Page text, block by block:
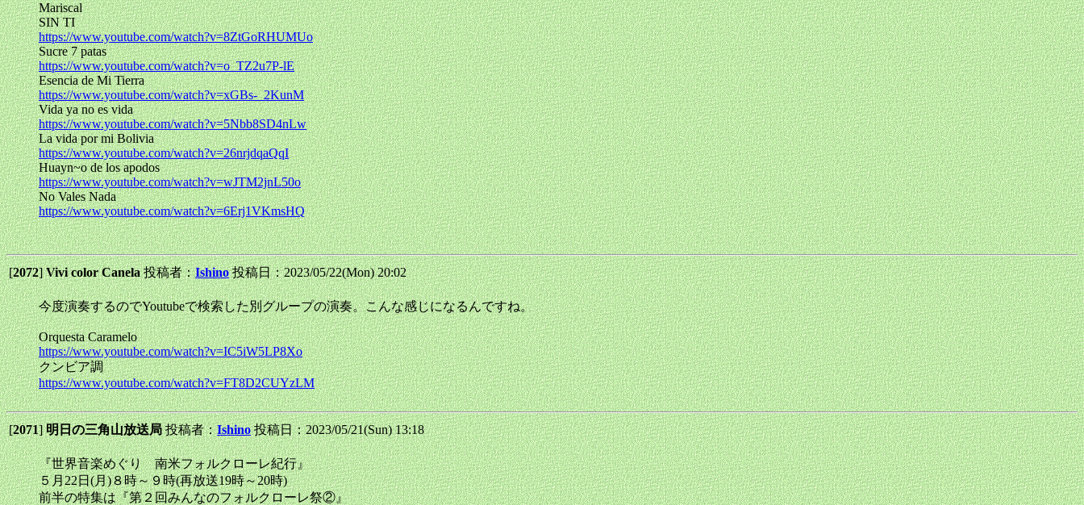
Mariscal
SIN TI
https://www.youtube.com/watch?v=8ZtGoRHUMUo
Sucre 7 patas
https://www.youtube.com/watch?v=o_TZ2u7P-lE
Esencia de Mi Tierra
https://www.youtube.com/watch?v=xGBs-_2KunM
Vida ya no es vida
https://www.youtube.com/watch?v=5Nbb8SD4nLw
La vida por mi Bolivia
https://www.youtube.com/watch?v=26nrjdqaQqI
Huayn~o de los apodos
https://www.youtube.com/watch?v=wJTM2jnL50o
No Vales Nada
https://www.youtube.com/watch?v=6Erj1VKmsHQ
[2072]Vivi color Canela投稿者：Ishino 投稿日：2023/05/22(Mon) 20:02
今度演奏するのでYoutubeで検索した別グループの演奏。こんな感じになるんですね。
Orquesta Caramelo
https://www.youtube.com/watch?v=IC5iW5LP8Xo
クンビア調
https://www.youtube.com/watch?v=FT8D2CUYzLM
[2071]明日の三角山放送局投稿者：Ishino 投稿日：2023/05/21(Sun) 13:18
『世界音楽めぐり 南米フォルクローレ紀行』
５月22日(月)８時～９時(再放送19時～20時)
前半の特集は『第２回みんなのフォルクローレ祭②』